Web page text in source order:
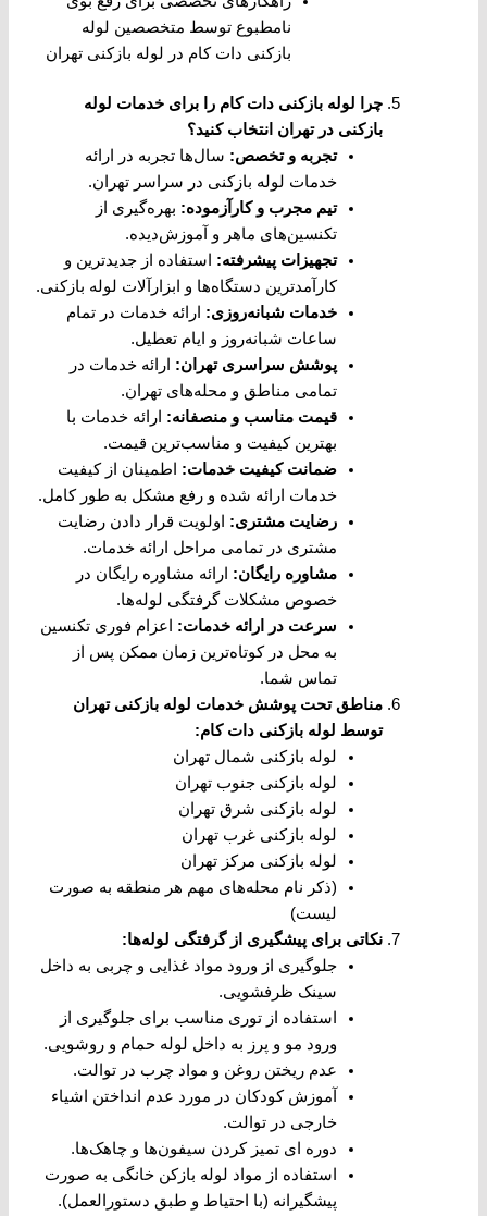
نامطبوع توسط متخصصین لوله
بازکنی دات کام در لوله بازکنی تهران
چرا لوله بازکنی دات کام را برای خدمات لوله
بازکنی در تهران انتخاب کنید؟
تجربه و تخصص: سال‌ها تجربه در ارائه
خدمات لوله بازکنی در سراسر تهران.
تیم مجرب و کارآزموده: بهره‌گیری از
تکنسین‌های ماهر و آموزش‌دیده.
تجهیزات پیشرفته: استفاده از جدیدترین و
کارآمدترین دستگاه‌ها و ابزارآلات لوله بازکنی.
خدمات شبانه‌روزی: ارائه خدمات در تمام
ساعات شبانه‌روز و ایام تعطیل.
پوشش سراسری تهران: ارائه خدمات در
تمامی مناطق و محله‌های تهران.
قیمت مناسب و منصفانه: ارائه خدمات با
بهترین کیفیت و مناسب‌ترین قیمت.
ضمانت کیفیت خدمات: اطمینان از کیفیت
خدمات ارائه شده و رفع مشکل به طور کامل.
رضایت مشتری: اولویت قرار دادن رضایت
مشتری در تمامی مراحل ارائه خدمات.
مشاوره رایگان: ارائه مشاوره رایگان در
خصوص مشکلات گرفتگی لوله‌ها.
سرعت در ارائه خدمات: اعزام فوری تکنسین
به محل در کوتاه‌ترین زمان ممکن پس از
تماس شما.
مناطق تحت پوشش خدمات لوله بازکنی تهران
توسط لوله بازکنی دات کام:
لوله بازکنی شمال تهران
لوله بازکنی جنوب تهران
لوله بازکنی شرق تهران
لوله بازکنی غرب تهران
لوله بازکنی مرکز تهران
(ذکر نام محله‌های مهم هر منطقه به صورت
لیست)
نکاتی برای پیشگیری از گرفتگی لوله‌ها:
جلوگیری از ورود مواد غذایی و چربی به داخل
سینک ظرفشویی.
استفاده از توری مناسب برای جلوگیری از
ورود مو و پرز به داخل لوله حمام و روشویی.
عدم ریختن روغن و مواد چرب در توالت.
آموزش کودکان در مورد عدم انداختن اشیاء
خارجی در توالت.
دوره ای تمیز کردن سیفون‌ها و چاهک‌ها.
استفاده از مواد لوله بازکن خانگی به صورت
پیشگیرانه (با احتیاط و طبق دستورالعمل).